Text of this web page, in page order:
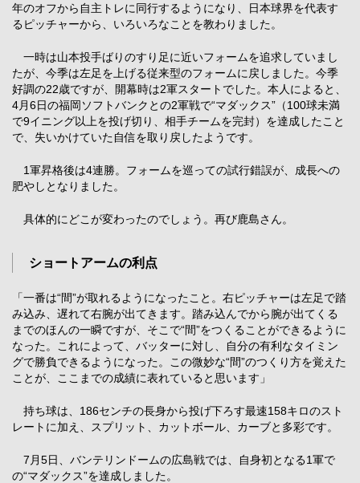
年のオフから自主トレに同行するようになり、日本球界を代表す
るピッチャーから、いろいろなことを教わりました。
一時は山本投手ばりのすり足に近いフォームを追求していまし
たが、今季は左足を上げる従来型のフォームに戻しました。今季
好調の22歳ですが、開幕時は2軍スタートでした。本人によると、
4月6日の福岡ソフトバンクとの2軍戦で“マダックス”（100球未満
で9イニング以上を投げ切り、相手チームを完封）を達成したこと
で、失いかけていた自信を取り戻したようです。
1軍昇格後は4連勝。フォームを巡っての試行錯誤が、成長への
肥やしとなりました。
具体的にどこが変わったのでしょう。再び鹿島さん。
ショートアームの利点
「一番は“間”が取れるようになったこと。右ピッチャーは左足で踏
み込み、遅れて右腕が出てきます。踏み込んでから腕が出てくる
までのほんの一瞬ですが、そこで“間”をつくることができるように
なった。これによって、バッターに対し、自分の有利なタイミン
グで勝負できるようになった。この微妙な“間”のつくり方を覚えた
ことが、ここまでの成績に表れていると思います」
持ち球は、186センチの長身から投げ下ろす最速158キロのスト
レートに加え、スプリット、カットボール、カーブと多彩です。
7月5日、バンテリンドームの広島戦では、自身初となる1軍で
の“マダックス”を達成しました。